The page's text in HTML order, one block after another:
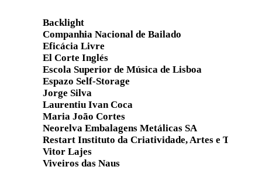
Backlight
Companhia Nacional de Bailado
Eficácia Livre
El Corte Inglés
Escola Superior de Música de Lisboa
Espazo Self-Storage
Jorge Silva
Laurentiu Ivan Coca
Maria João Cortes
Neorelva Embalagens Metálicas SA
Restart Instituto da Criatividade, Artes e
Vitor Lajes
Viveiros das Naus